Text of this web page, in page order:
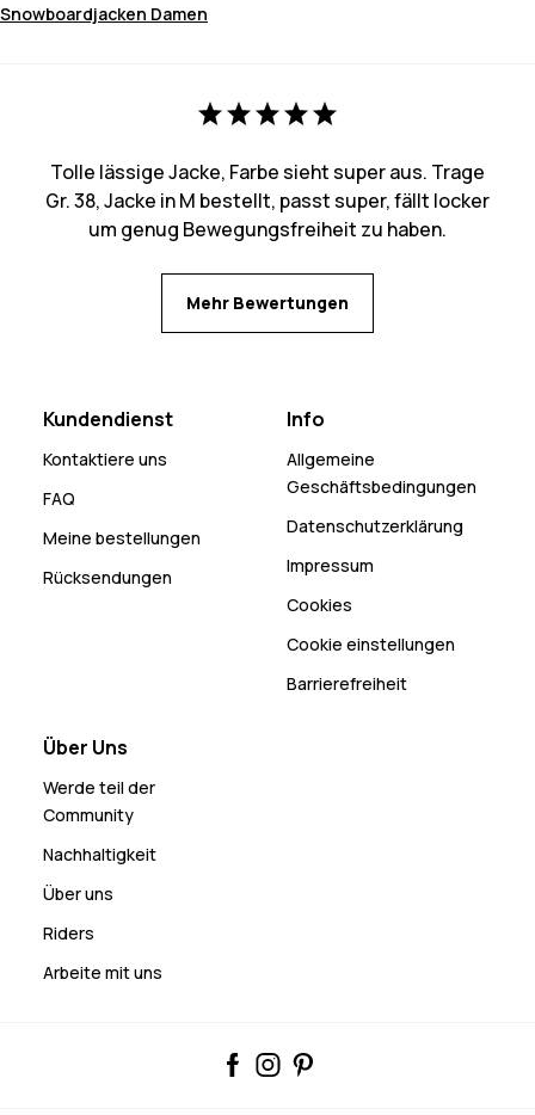
Snowboardjacken Damen
Tolle lässige Jacke, Farbe sieht super aus. Trage
Gr. 38, Jacke in M bestellt, passt super, fällt locker
um genug Bewegungsfreiheit zu haben.
Mehr Bewertungen
Kundendienst
Kontaktiere uns
FAQ
Meine bestellungen
Rücksendungen
Info
Allgemeine
Geschäftsbedingungen
Datenschutzerklärung
Impressum
Cookies
Cookie einstellungen
Barrierefreiheit
Über Uns
Werde teil der
Community
Nachhaltigkeit
Über uns
Riders
Arbeite mit uns